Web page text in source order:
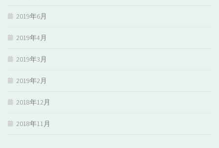
2019年6月
2019年4月
2019年3月
2019年2月
2018年12月
2018年11月